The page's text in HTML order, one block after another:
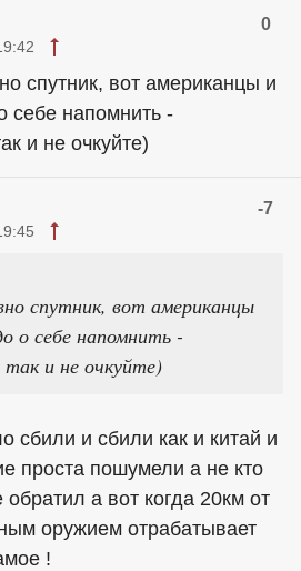
0
спутник, вот американцы и
себе напомнить -
и не очкуйте)
-7
спутник, вот американцы
о себе напомнить -
и не очкуйте)
сбили и сбили как и китай и
проста пошумели а не кто
а вот когда 20км от
оружием отрабатывает
!